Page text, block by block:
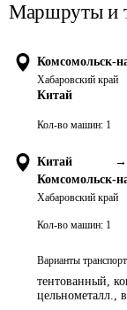
Маршруты и
Комсомольск-
Хабаровский край
Китай
Кол-во машин: 1
Китай
→
Комсомольск-
Хабаровский край
Кол-во машин: 1
Варианты
тентованный,
цельнометалл.,